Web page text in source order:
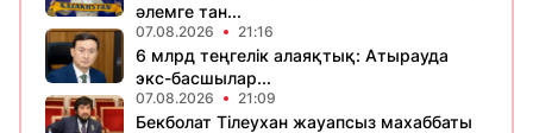
әлемге тан...
07.08.2026 21:16
6 млрд теңгелік алаяқтық: Атырауда
экс-басшылар...
07.08.2026 21:09
Бекболат Тілеухан жауапсыз махаббаты